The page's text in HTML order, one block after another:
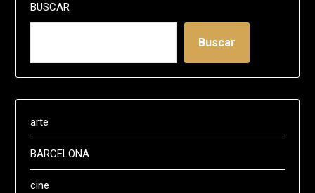
BUSCAR
Buscar
arte
BARCELONA
cine